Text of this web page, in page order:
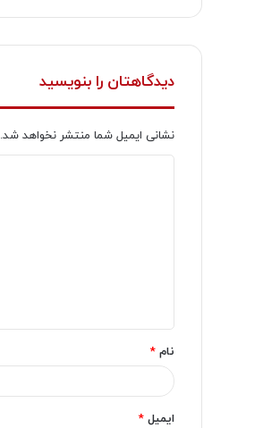
دیدگاهتان را بنویسید
نشانی ایمیل شما منتشر نخواهد شد.
*
نام *
ایمیل *